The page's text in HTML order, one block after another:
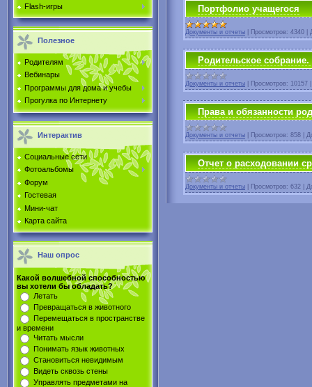
Flash-игры
Полезное
Родителям
Вебинары
Программы для дома и учебы
Прогулка по Интернету
Интерактив
Социальные сети
Фотоальбомы
Форум
Гостевая
Мини-чат
Карта сайта
Наш опрос
Какой волшебной способностью
вы хотели бы обладать?
Летать
Превращаться в животного
Перемещаться в пространстве
и времени
Читать мысли
Понимать язык животных
Становиться невидимым
Видеть сквозь стены
Управлять предметами на
Портфолио учащегося
Документы и отчеты Просмотров: 4340
Родительское собрание.
Документы и отчеты Просмотров: 10157
Права и обязанности
Документы и отчеты Просмотров: 858
Отчет о расходовании
Документы и отчеты Просмотров: 632